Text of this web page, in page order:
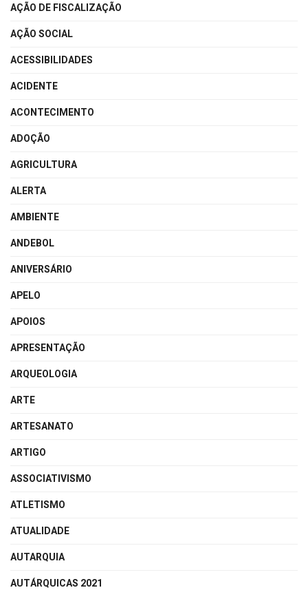
AÇÃO DE FISCALIZAÇÃO
AÇÃO SOCIAL
ACESSIBILIDADES
ACIDENTE
ACONTECIMENTO
ADOÇÃO
AGRICULTURA
ALERTA
AMBIENTE
ANDEBOL
ANIVERSÁRIO
APELO
APOIOS
APRESENTAÇÃO
ARQUEOLOGIA
ARTE
ARTESANATO
ARTIGO
ASSOCIATIVISMO
ATLETISMO
ATUALIDADE
AUTARQUIA
AUTÁRQUICAS 2021